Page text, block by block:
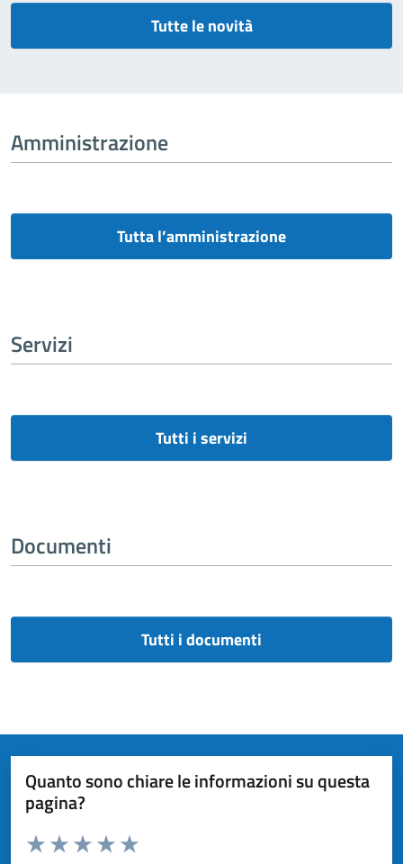
Tutte le novità
Amministrazione
Tutta l’amministrazione
Servizi
Tutti i servizi
Documenti
Tutti i documenti
Quanto sono chiare le informazioni su questa
pagina?
Valuta da 1 a 5 stelle la pagina